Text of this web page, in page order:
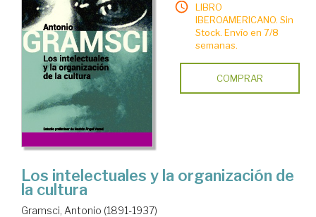
LIBRO
IBEROAMERICANO. Sin
Stock. Envío en 7/8
semanas.
COMPRAR
Los intelectuales y la organización de
la cultura
Gramsci, Antonio (1891-1937)